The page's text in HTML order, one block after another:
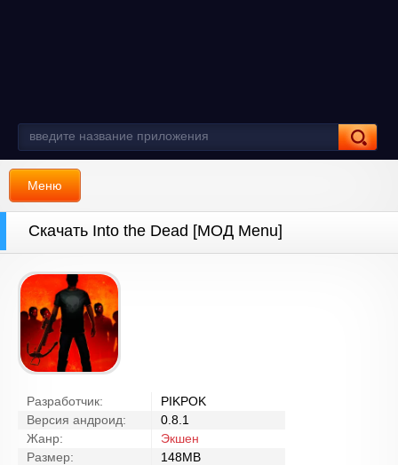
Меню
Скачать Into the Dead [МОД Menu]
Разработчик:
PIKPOK
Версия андроид:
0.8.1
Жанр:
Экшен
Размер:
148MB